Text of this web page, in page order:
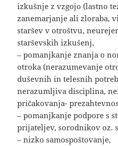
izkušnje z vzgojo (lastno
zanemarjanje ali zloraba,
staršev v otroštvu,
starševskih izkušenj,
– pomanjkanje znanja o
otroka (nerazumevanje
duševnih in telesnih
nerazumljiva disciplina,
pričakovanja-
– pomanjkanje podpore s
prijateljev, sorodnikov oz.
– nizko samospoštovanje,